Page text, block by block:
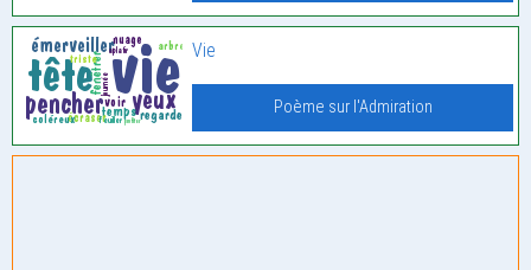
Vie
Poème sur l'Admiration